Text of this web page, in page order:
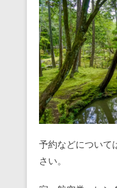
予約などについて
さい。